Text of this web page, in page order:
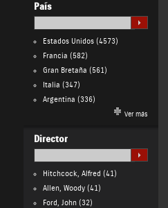
País
Estados Unidos(4573)
Francia (582)
Gran Bretaña (561)
Italia (347)
Argentina (336)
Ver más
Director
Hitchcock, Alfred (41)
Allen, Woody(41)
Ford, John(32)